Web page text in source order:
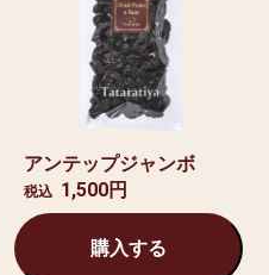
アンテップジャンボ
税込 1,500円
購入する